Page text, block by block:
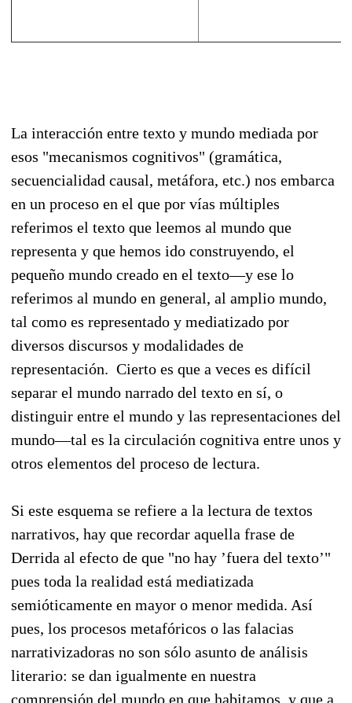
La interacción entre texto y mundo mediada por
esos "mecanismos cognitivos" (gramática,
secuencialidad causal, metáfora, etc.) nos embarca
en un proceso en el que por vías múltiples
referimos el texto que leemos al mundo que
representa y que hemos ido construyendo, el
pequeño mundo creado en el texto—y ese lo
referimos al mundo en general, al amplio mundo,
tal como es representado y mediatizado por
diversos discursos y modalidades de
representación. Cierto es que a veces es difícil
separar el mundo narrado del texto en sí, o
distinguir entre el mundo y las representaciones del
mundo—tal es la circulación cognitiva entre unos y
otros elementos del proceso de lectura.
Si este esquema se refiere a la lectura de textos
narrativos, hay que recordar aquella frase de
Derrida al efecto de que "no hay ’fuera del texto’"
pues toda la realidad está mediatizada
semióticamente en mayor o menor medida. Así
pues, los procesos metafóricos o las falacias
narrativizadoras no son sólo asunto de análisis
literario: se dan igualmente en nuestra
comprensión del mundo en que habitamos, y que a